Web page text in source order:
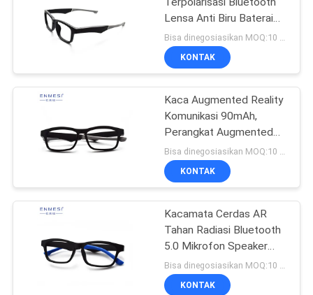
SITUS
PRIVASI
Modul Tampilan
Mikro
101
Kacamata Video
Teater Seluler
10
Lensa Anti Biru Baterai
90mAh
Bisa dinegosiasikan MOQ:10 buah
KONTAK
Kaca Augmented Reality
Komunikasi 90mAh,
Perangkat Augmented
Reality Untuk Pariwisata
KONTAK
Kacamata Cerdas AR
Tahan Radiasi Bluetooth
5.0 Mikrofon Speaker
Untuk Panggilan Telepon
KONTAK